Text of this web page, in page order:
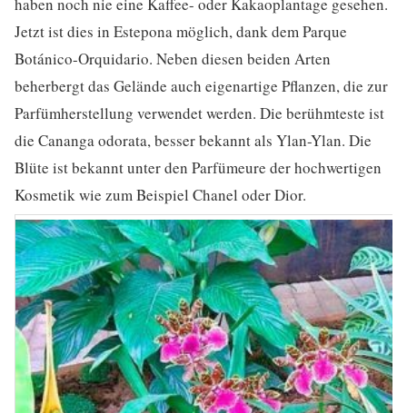
Jetzt ist dies in Estepona möglich, dank dem Parque
Botánico-Orquidario. Neben diesen beiden Arten
beherbergt das Gelände auch eigenartige Pflanzen, die zur
Parfümherstellung verwendet werden. Die berühmteste ist
die Cananga odorata, besser bekannt als Ylan-Ylan. Die
Blüte ist bekannt unter den Parfümeure der hochwertigen
Kosmetik wie zum Beispiel Chanel oder Dior.